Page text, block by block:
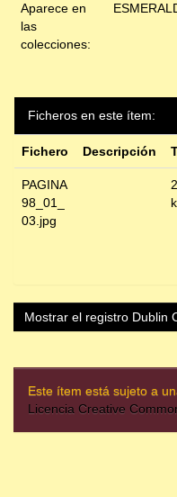
Aparece en
las
colecciones:
Ficheros en este ítem:
Fichero Descripción
PAGINA
98_01_
03.jpg
Mostrar el registro Dublin
Este ítem está sujeto a
Licencia Creative